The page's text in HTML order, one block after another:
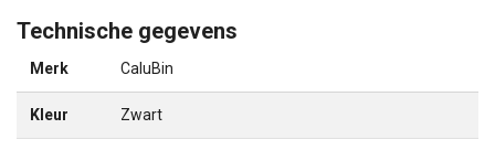
Technische gegevens
Merk CaluBin
Kleur Zwart